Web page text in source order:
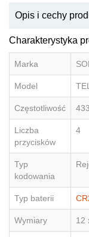
Opis i cechy
Charakterystyka
Marka
Model
Częstotliwość
Liczba
przycisków
4
Typ
kodowania
Typ baterii
Wymiary 12